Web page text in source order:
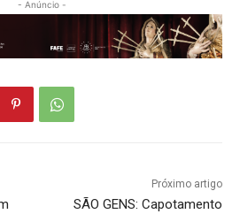
- Anúncio -
Próximo artigo
SÃO GENS: Capotamento